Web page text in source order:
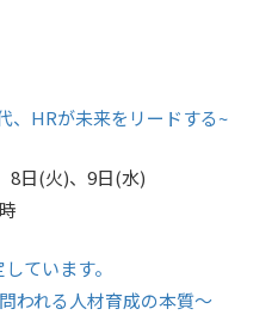
、HRが未来をリードする~
8日(火)、9日(水)
しています。
われる人材育成の本質～